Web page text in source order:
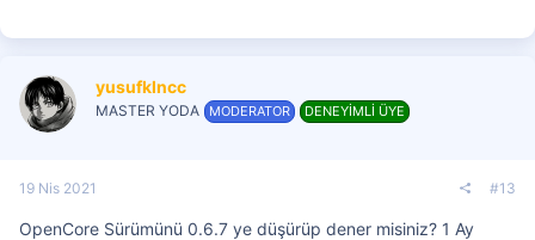
yusufklncc
MASTER YODA MODERATOR DENEYİMLİ ÜYE
19 Nis 2021 #13
OpenCore Sürümünü 0.6.7 ye düşürüp dener misiniz? 1 Ay